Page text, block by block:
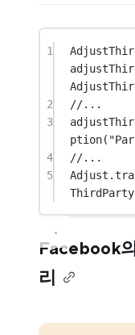
1
2
//...
3
ption(
4
//...
5
Adjust.
Facebook
리